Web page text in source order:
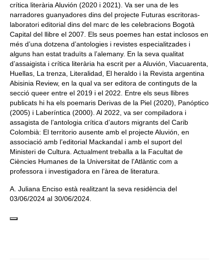
crítica literària Aluvión (2020 i 2021). Va ser una de les
narradores guanyadores dins del projecte Futuras escritoras-
laboratori editorial dins del marc de les celebracions Bogotà
Capital del llibre el 2007. Els seus poemes han estat inclosos en
més d’una dotzena d’antologies i revistes especialitzades i
alguns han estat traduïts a l’alemany. En la seva qualitat
d’assaigista i crítica literària ha escrit per a Aluvión, Viacuarenta,
Huellas, La trenza, Literalidad, El heraldo i la Revista argentina
Abisinia Review, en la qual va ser editora de continguts de la
secció queer entre el 2019 i el 2022. Entre els seus llibres
publicats hi ha els poemaris Derivas de la Piel (2020), Panóptico
(2005) i Laberíntica (2000). Al 2022, va ser compiladora i
assagista de l’antologia crítica d’autors migrants del Carib
Colombià: El territorio ausente amb el projecte Aluvión, en
associació amb l’editorial Mackandal i amb el suport del
Ministeri de Cultura. Actualment treballa a la Facultat de
Ciències Humanes de la Universitat de l’Atlàntic com a
professora i investigadora en l’àrea de literatura.
A. Juliana Enciso està realitzant la seva residència del
03/06/2024 al 30/06/2024.